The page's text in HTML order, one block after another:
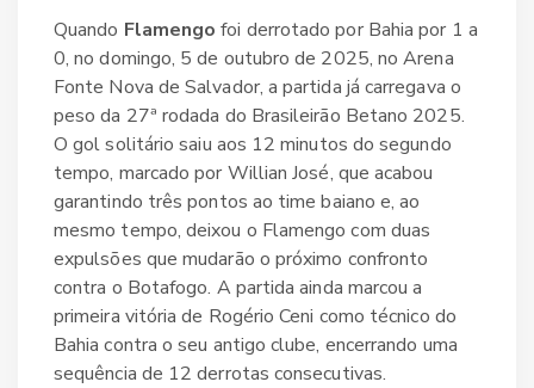
Quando Flamengo foi derrotado por Bahia por 1 a
0, no domingo, 5 de outubro de 2025, noArena
Fonte Nova de Salvador, a partida já carregava o
peso da 27ª rodada do Brasileirão Betano 2025.
O gol solitário saiu aos 12 minutos do segundo
tempo, marcado por Willian José, que acabou
garantindo três pontos ao time baiano e, ao
mesmo tempo, deixou o Flamengo com duas
expulsões que mudarão o próximo confronto
contra o Botafogo. A partida ainda marcou a
primeira vitória de Rogério Ceni como técnico do
Bahia contra o seu antigo clube, encerrando uma
sequência de 12 derrotas consecutivas.